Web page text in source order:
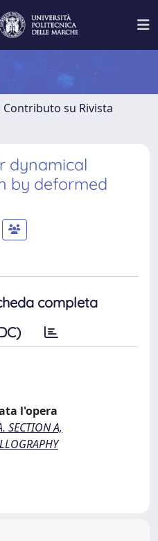
Contributo su Rivista
dynamical
by deformed
completa
l'opera
SECTION A,